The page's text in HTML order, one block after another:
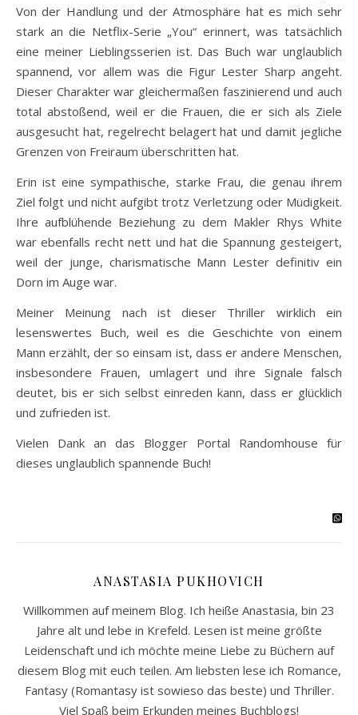
Von der Handlung und der Atmosphäre hat es mich sehr
stark an die Netflix-Serie „You“ erinnert, was tatsächlich
eine meiner Lieblingsserien ist. Das Buch war unglaublich
spannend, vor allem was die Figur Lester Sharp angeht.
Dieser Charakter war gleichermaßen faszinierend und auch
total abstoßend, weil er die Frauen, die er sich als Ziele
ausgesucht hat, regelrecht belagert hat und damit jegliche
Grenzen von Freiraum überschritten hat.
Erin ist eine sympathische, starke Frau, die genau ihrem
Ziel folgt und nicht aufgibt trotz Verletzung oder Müdigkeit.
Ihre aufblühende Beziehung zu dem Makler Rhys White
war ebenfalls recht nett und hat die Spannung gesteigert,
weil der junge, charismatische Mann Lester definitiv ein
Dorn im Auge war.
Meiner Meinung nach ist dieser Thriller wirklich ein
lesenswertes Buch, weil es die Geschichte von einem
Mann erzählt, der so einsam ist, dass er andere Menschen,
insbesondere Frauen, umlagert und ihre Signale falsch
deutet, bis er sich selbst einreden kann, dass er glücklich
und zufrieden ist.
Vielen Dank an das Blogger Portal Randomhouse für
dieses unglaublich spannende Buch!
ANASTASIA PUKHOVICH
Willkommen auf meinem Blog. Ich heiße Anastasia, bin 23
Jahre alt und lebe in Krefeld. Lesen ist meine größte
Leidenschaft und ich möchte meine Liebe zu Büchern auf
diesem Blog mit euch teilen. Am liebsten lese ich Romance,
Fantasy (Romantasy ist sowieso das beste) und Thriller.
Viel Spaß beim Erkunden meines Buchblogs!